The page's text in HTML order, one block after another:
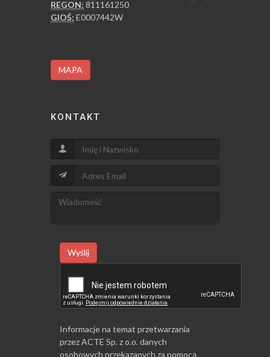
REGON: 811161250
GIOŚ: E0007442W
MAPA
KONTAKT
Wyślij
Informacje na temat przetwarzania
przez ACTE Sp. z o.o. danych
osobowych przekazanych za pomocą